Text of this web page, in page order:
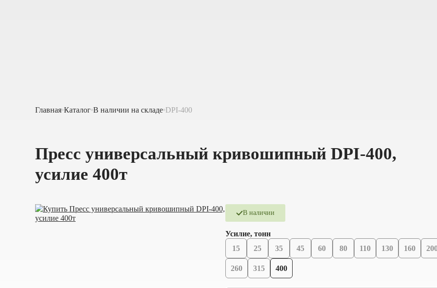
Главная Каталог В наличии на складе DPI-400
Пресс универсальный кривошипный DPI-400,
усилие 400т
В наличии
Усилие, тонн
15
25 35 45 60 80 110 130 160
260 315 400